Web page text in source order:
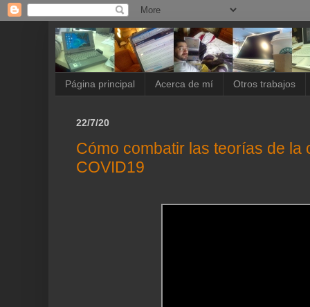
Página principal Acerca de mí Otros trabajos
22/7/20
Cómo combatir las teorías de la
COVID19